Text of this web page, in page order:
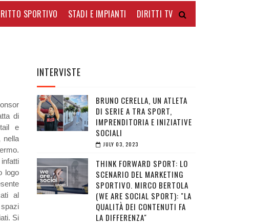
SPORTIVO STADI E IMPIANTI DIRITTI TV
di
e
nella
logo
al
Si
INTERVISTE
BRUNO CERELLA, UN ATLETA
DI SERIE A TRA SPORT,
IMPRENDITORIA E INIZIATIVE
SOCIALI
JULY 03, 2023
THINK FORWARD SPORT: LO
SCENARIO DEL MARKETING
SPORTIVO. MIRCO BERTOLA
(WE ARE SOCIAL SPORT): "LA
QUALITÀ DEI CONTENUTI FA
LA DIFFERENZA"